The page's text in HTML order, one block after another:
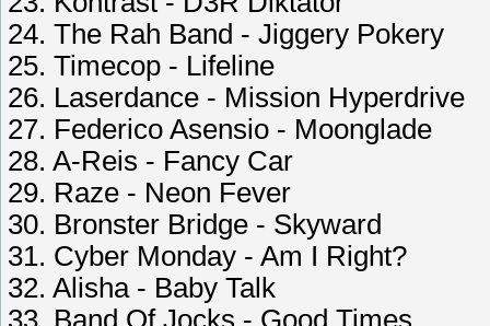
24. The Rah Band - Jiggery Pokery
25. Timecop - Lifeline
26. Laserdance - Mission Hyperdrive
27. Federico Asensio - Moonglade
28. A-Reis - Fancy Car
29. Raze - Neon Fever
30. Bronster Bridge - Skyward
31. Cyber Monday - Am I Right?
32. Alisha - Baby Talk
33. Band Of Jocks - Good Times